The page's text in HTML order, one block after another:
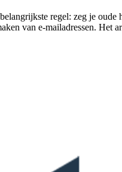
regel: zeg je
van e-mailadressen. Het